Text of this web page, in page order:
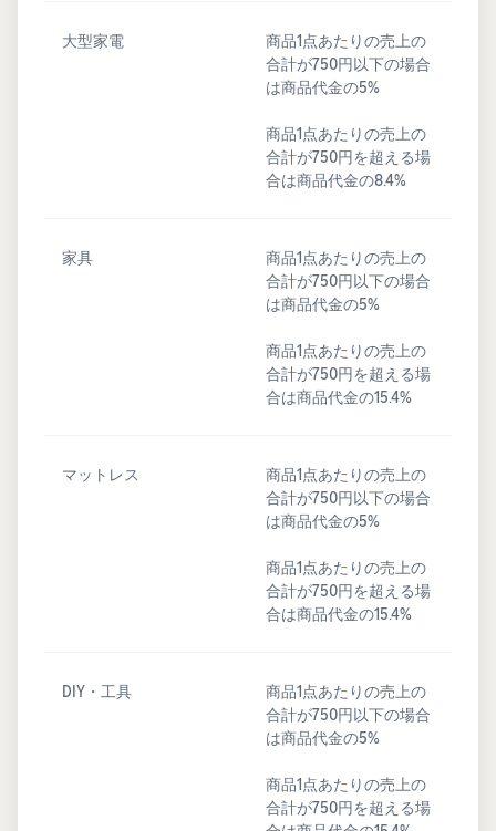
大型家電
商品1点あたりの売上の
合計が750円以下の場合
は商品代金の5%
商品1点あたりの売上の
合計が750円を超える場
合は商品代金の8.4%
家具
商品1点あたりの売上の
合計が750円以下の場合
は商品代金の5%
商品1点あたりの売上の
合計が750円を超える場
合は商品代金の15.4%
マットレス
商品1点あたりの売上の
合計が750円以下の場合
は商品代金の5%
商品1点あたりの売上の
合計が750円を超える場
合は商品代金の15.4%
DIY・工具
商品1点あたりの売上の
合計が750円以下の場合
は商品代金の5%
商品1点あたりの売上の
合計が750円を超える場